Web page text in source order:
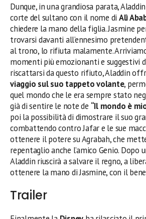
Dunque, in una grandiosa parata,
corte del sultano con il nome di Alì
chiedere la mano della figlia. Jasmine
trovarsi davanti all’ennesimo
al trono, lo rifiuta malamente.
momenti più emozionanti e suggestivi
riscattarsi da questo rifiuto, Aladdin
viaggio sul suo tappeto volante,
quel mondo che le era sempre stato
già di sentire le note de “Il mondo è
poi la possibilità di dimostrare il suo
combattendo contro Jafar e le sue
ottenere il potere su Agrabah, che
repentaglio anche l’amico Genio. Dopo
Aladdin riuscirà a salvare il regno, a
ottenere la mano di Jasmine, con il
Trailer